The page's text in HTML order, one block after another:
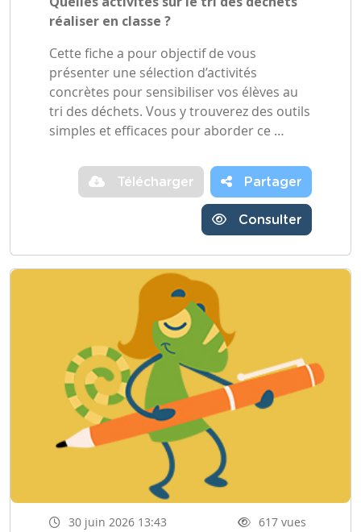
réaliser en classe ?
Cette fiche a pour objectif de vous
présenter une sélection d’activités
concrètes pour sensibiliser vos élèves au
tri des déchets. Vous y trouverez des outils
simples et efficaces pour aborder ce …
Télécharger Partager
Consulter
30 juin 2026 13:43
617 vues